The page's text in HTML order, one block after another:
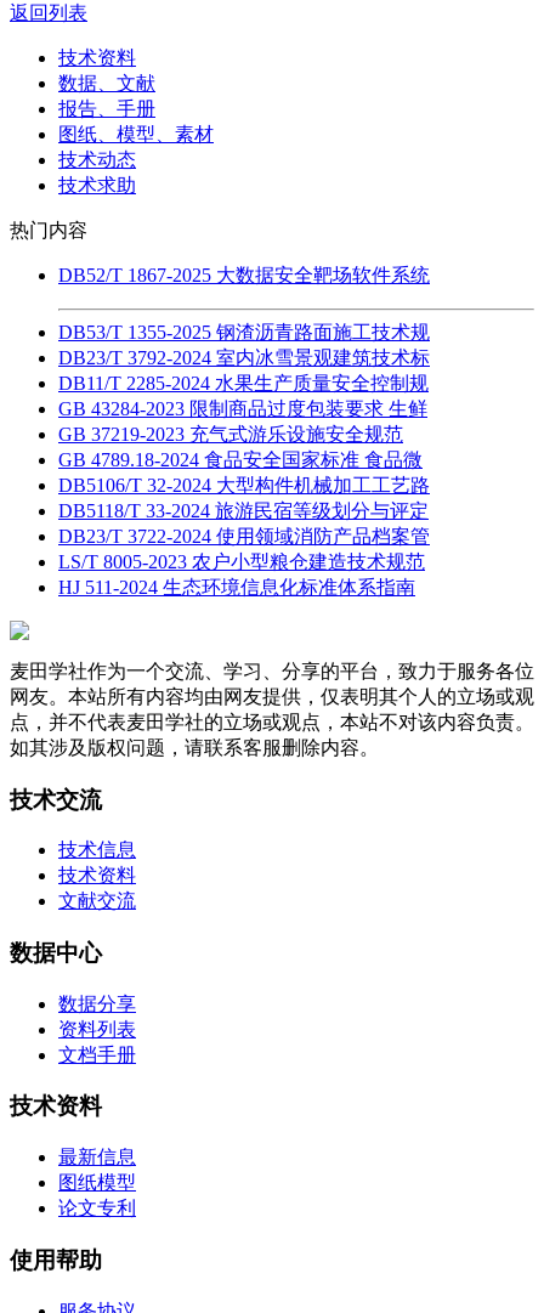
返回列表
技术资料
数据、文献
报告、手册
图纸、模型、素材
技术动态
技术求助
热门内容
DB52/T 1867-2025 大数据安全靶场软件系统
DB53/T 1355-2025 钢渣沥青路面施工技术规
DB23/T 3792-2024 室内冰雪景观建筑技术标
DB11/T 2285-2024 水果生产质量安全控制规
GB 43284-2023 限制商品过度包装要求 生鲜
GB 37219-2023 充气式游乐设施安全规范
GB 4789.18-2024 食品安全国家标准 食品微
DB5106/T 32-2024 大型构件机械加工工艺路
DB5118/T 33-2024 旅游民宿等级划分与评定
DB23/T 3722-2024 使用领域消防产品档案管
LS/T 8005-2023 农户小型粮仓建造技术规范
HJ 511-2024 生态环境信息化标准体系指南
麦田学社作为一个交流、学习、分享的平台，致力于服务各位
网友。本站所有内容均由网友提供，仅表明其个人的立场或观
点，并不代表麦田学社的立场或观点，本站不对该内容负责。
如其涉及版权问题，请联系客服删除内容。
技术交流
技术信息
技术资料
文献交流
数据中心
数据分享
资料列表
文档手册
技术资料
最新信息
图纸模型
论文专利
使用帮助